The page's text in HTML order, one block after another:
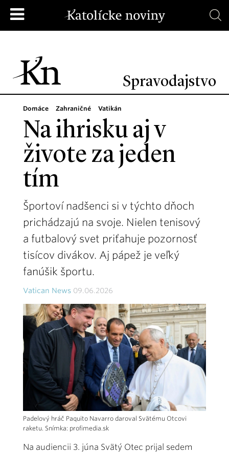
Spravodajstvo
Domáce Zahraničné Vatikán
Na ihrisku aj v
živote za jeden
tím
Športoví nadšenci si v týchto dňoch
prichádzajú na svoje. Nielen tenisový
a futbalový svet priťahuje pozornosť
tisícov divákov. Aj pápež je veľký
fanúšik športu.
Vatican News 09.06.2026
Padelový hráč Paquito Navarro daroval Svätému Otcovi
raketu. Snímka: profimedia.sk
Na audiencii 3. júna Svätý Otec prijal sedem